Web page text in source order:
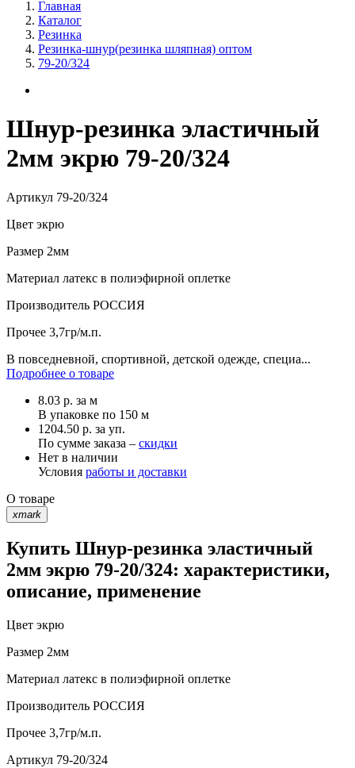
Главная
Каталог
Резинка
Резинка-шнур(резинка шляпная) оптом
79-20/324
Шнур-резинка эластичный
2мм экрю 79-20/324
Артикул 79-20/324
Цвет экрю
Размер 2мм
Материал латекс в полиэфирной оплетке
Производитель РОССИЯ
Прочее 3,7гр/м.п.
В повседневной, спортивной, детской одежде, специа...
Подробнее о товаре
8.03 р. за м
В упаковке по 150 м
1204.50 р. за уп.
По сумме заказа – скидки
Нет в наличии
Условия работы и доставки
О товаре
xmark
Купить Шнур-резинка эластичный
2мм экрю 79-20/324: характеристики,
описание, применение
Цвет экрю
Размер 2мм
Материал латекс в полиэфирной оплетке
Производитель РОССИЯ
Прочее 3,7гр/м.п.
Артикул 79-20/324